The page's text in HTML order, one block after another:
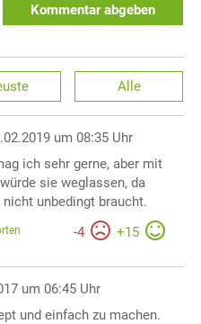
Kommentar abgeben
Alle
um 08:35 Uhr
ich sehr gerne, aber mit
sie weglassen, da
nicht unbedingt braucht.
-4 +15
um 06:45 Uhr
und einfach zu machen.